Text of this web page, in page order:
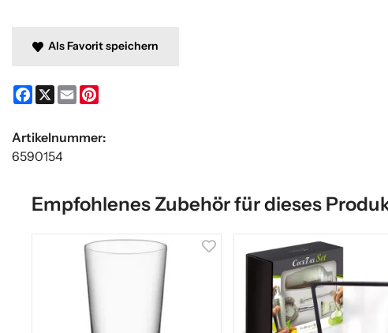
Als Favorit speichern
Facebook
X Email
Artikelnummer:
6590154
Empfohlenes Zubehör für dieses